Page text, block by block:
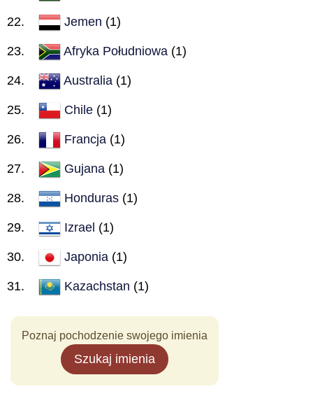
Jemen (1)
Afryka Południowa (1)
Australia (1)
Chile (1)
Francja (1)
Gujana (1)
Honduras (1)
Izrael (1)
Japonia (1)
Kazachstan (1)
Poznaj pochodzenie swojego imienia
Szukaj imienia